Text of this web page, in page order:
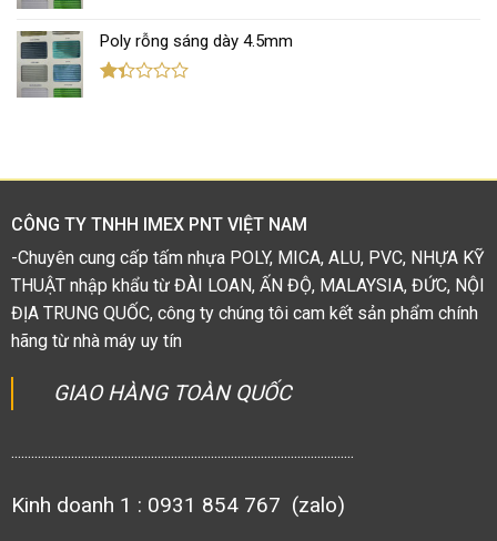
hạng
2.45
5 sao
Poly rỗng sáng dày 4.5mm
sao
CÔNG TY TNHH IMEX PNT VIỆT NAM
-Chuyên cung cấp tấm nhựa POLY, MICA, ALU, PVC, NHỰA KỸ
THUẬT nhập khẩu từ ĐÀI LOAN, ẤN ĐỘ, MALAYSIA, ĐỨC, NỘI
ĐỊA TRUNG QUỐC, công ty chúng tôi cam kết sản phẩm chính
hãng từ nhà máy uy tín
GIAO HÀNG TOÀN QUỐC
.......................................................................................................
Kinh doanh 1 : 0931 854 767 (zalo)